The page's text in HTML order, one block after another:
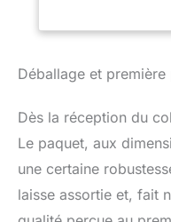
Déballage et première
Dès la réception du
Le paquet, aux
une certaine
laisse assortie et, fait